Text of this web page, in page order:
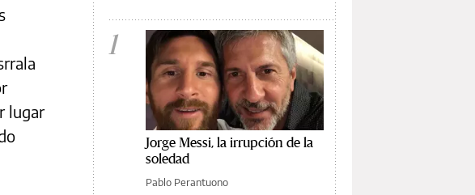
lugar
1
Jorge Messi, la irrupción de la
soledad
Pablo Perantuono